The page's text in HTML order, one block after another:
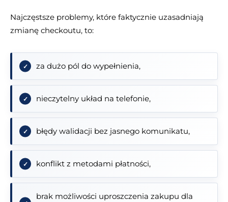
Najczęstsze problemy, które faktycznie uzasadniają
zmianę checkoutu, to:
za dużo pól do wypełnienia,
nieczytelny układ na telefonie,
błędy walidacji bez jasnego komunikatu,
konflikt z metodami płatności,
brak możliwości uproszczenia zakupu dla